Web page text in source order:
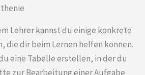
Lehrer kannst du einige konkrete
die dir beim Lernen helfen können.
eine Tabelle erstellen, in der du
zur Bearbeitung einer Aufgabe